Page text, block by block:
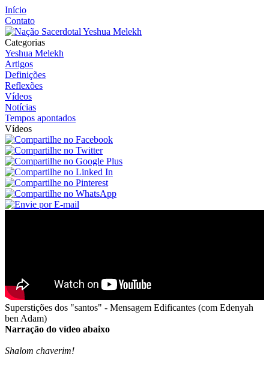
Início
Contato
Categorias
Yeshua Melekh
Artigos
Definições
Reflexões
Vídeos
Notícias
Tempos apontados
Vídeos
Superstições dos "santos" - Mensagem Edificantes (com Edenyah
ben Adam)
Narração do vídeo abaixo
Shalom chaverim!